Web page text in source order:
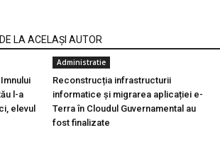
DE LA ACELAȘI AUTOR
l-a
elevul
Administratie
Reconstrucția infrastructurii
informatice și migrarea aplicației e-
Terra în Cloudul Guvernamental au
fost finalizate